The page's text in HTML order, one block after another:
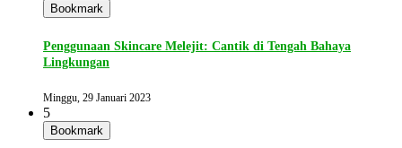
Bookmark
Penggunaan Skincare Melejit: Cantik di Tengah Bahaya
Lingkungan
Minggu, 29 Januari 2023
5
Bookmark